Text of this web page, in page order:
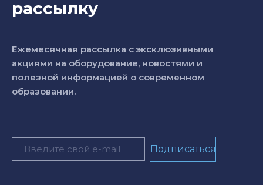
рассылку
Ежемесячная рассылка с эксклюзивными
акциями на оборудование, новостями и
полезной информацией о современном
образовании.